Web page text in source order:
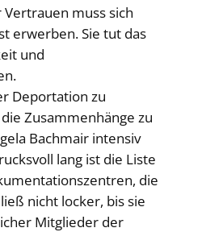
muss sich
erwerben. Sie tut das
und
Deportation zu
Zusammenhänge zu
Bachmair intensiv
lang ist die Liste
die
nicht locker, bis sie
Mitglieder der